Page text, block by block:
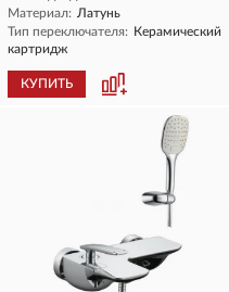
Материал: Латунь
Тип переключателя: Керамический
картридж
КУПИТЬ